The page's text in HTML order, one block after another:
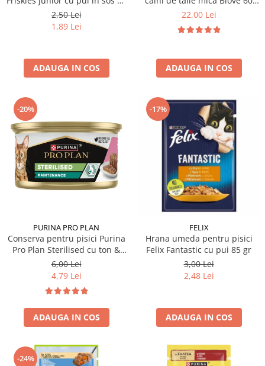
gr
2,50 Lei
1,89 Lei
ADAUGA IN COS
cm
22,00 Lei
ADAUGA IN COS
-20%
PURINA PRO PLAN
Conserva pentru pisici Purina
Pro Plan Sterilised cu ton &
somon 85 gr
6,00 Lei
4,79 Lei
ADAUGA IN COS
-17%
FELIX
Hrana umeda pentru pisici
Felix Fantastic cu pui 85 gr
3,00 Lei
2,48 Lei
ADAUGA IN COS
-24%